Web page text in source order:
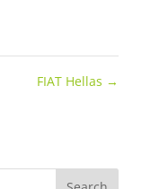
FIAT Hellas →